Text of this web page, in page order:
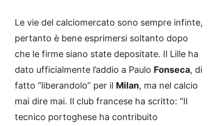
Le vie del calciomercato sono sempre infinte,
pertanto è bene esprimersi soltanto dopo
che le firme siano state depositate. Il Lille ha
dato ufficialmente l’addio a Paulo Fonseca, di
fatto “liberandolo” per il Milan, ma nel calcio
mai dire mai. Il club francese ha scritto: “Il
tecnico portoghese ha contribuito